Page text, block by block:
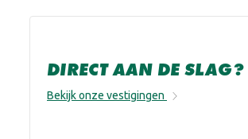
DIRECT AAN DE SLAG?
Bekijk onze vestigingen